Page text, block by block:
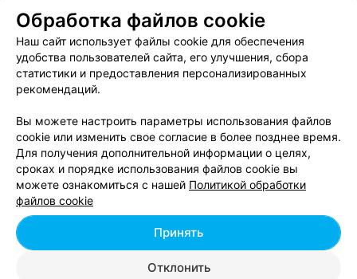
Вакансии
Публичный договор
Способы оплаты
Публичный договор по использованию сервиса
«Афиша»
Пользовательское соглашение
Связаться по вопросам сотрудничества
Написать руководителю relax.by
Персональные настройки cookie
Обработка персональных данных
| 220012, Республика Беларусь, г. Минск,
Обработка файлов cookie
Наш сайт использует файлы cookie для обеспечения
удобства пользователей сайта, его улучшения, сбора
статистики и предоставления персонализированных
рекомендаций.
Вы можете настроить параметры использования файлов
cookie или изменить свое согласие в более позднее время.
Для получения дополнительной информации о целях,
сроках и порядке использования файлов cookie вы
можете ознакомиться с нашей Политикой обработки
файлов cookie
Отклонить
Принять